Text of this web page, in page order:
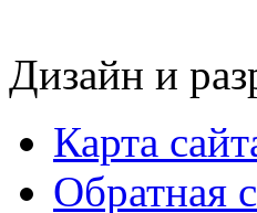
Дизайн и
Карта
Обратная